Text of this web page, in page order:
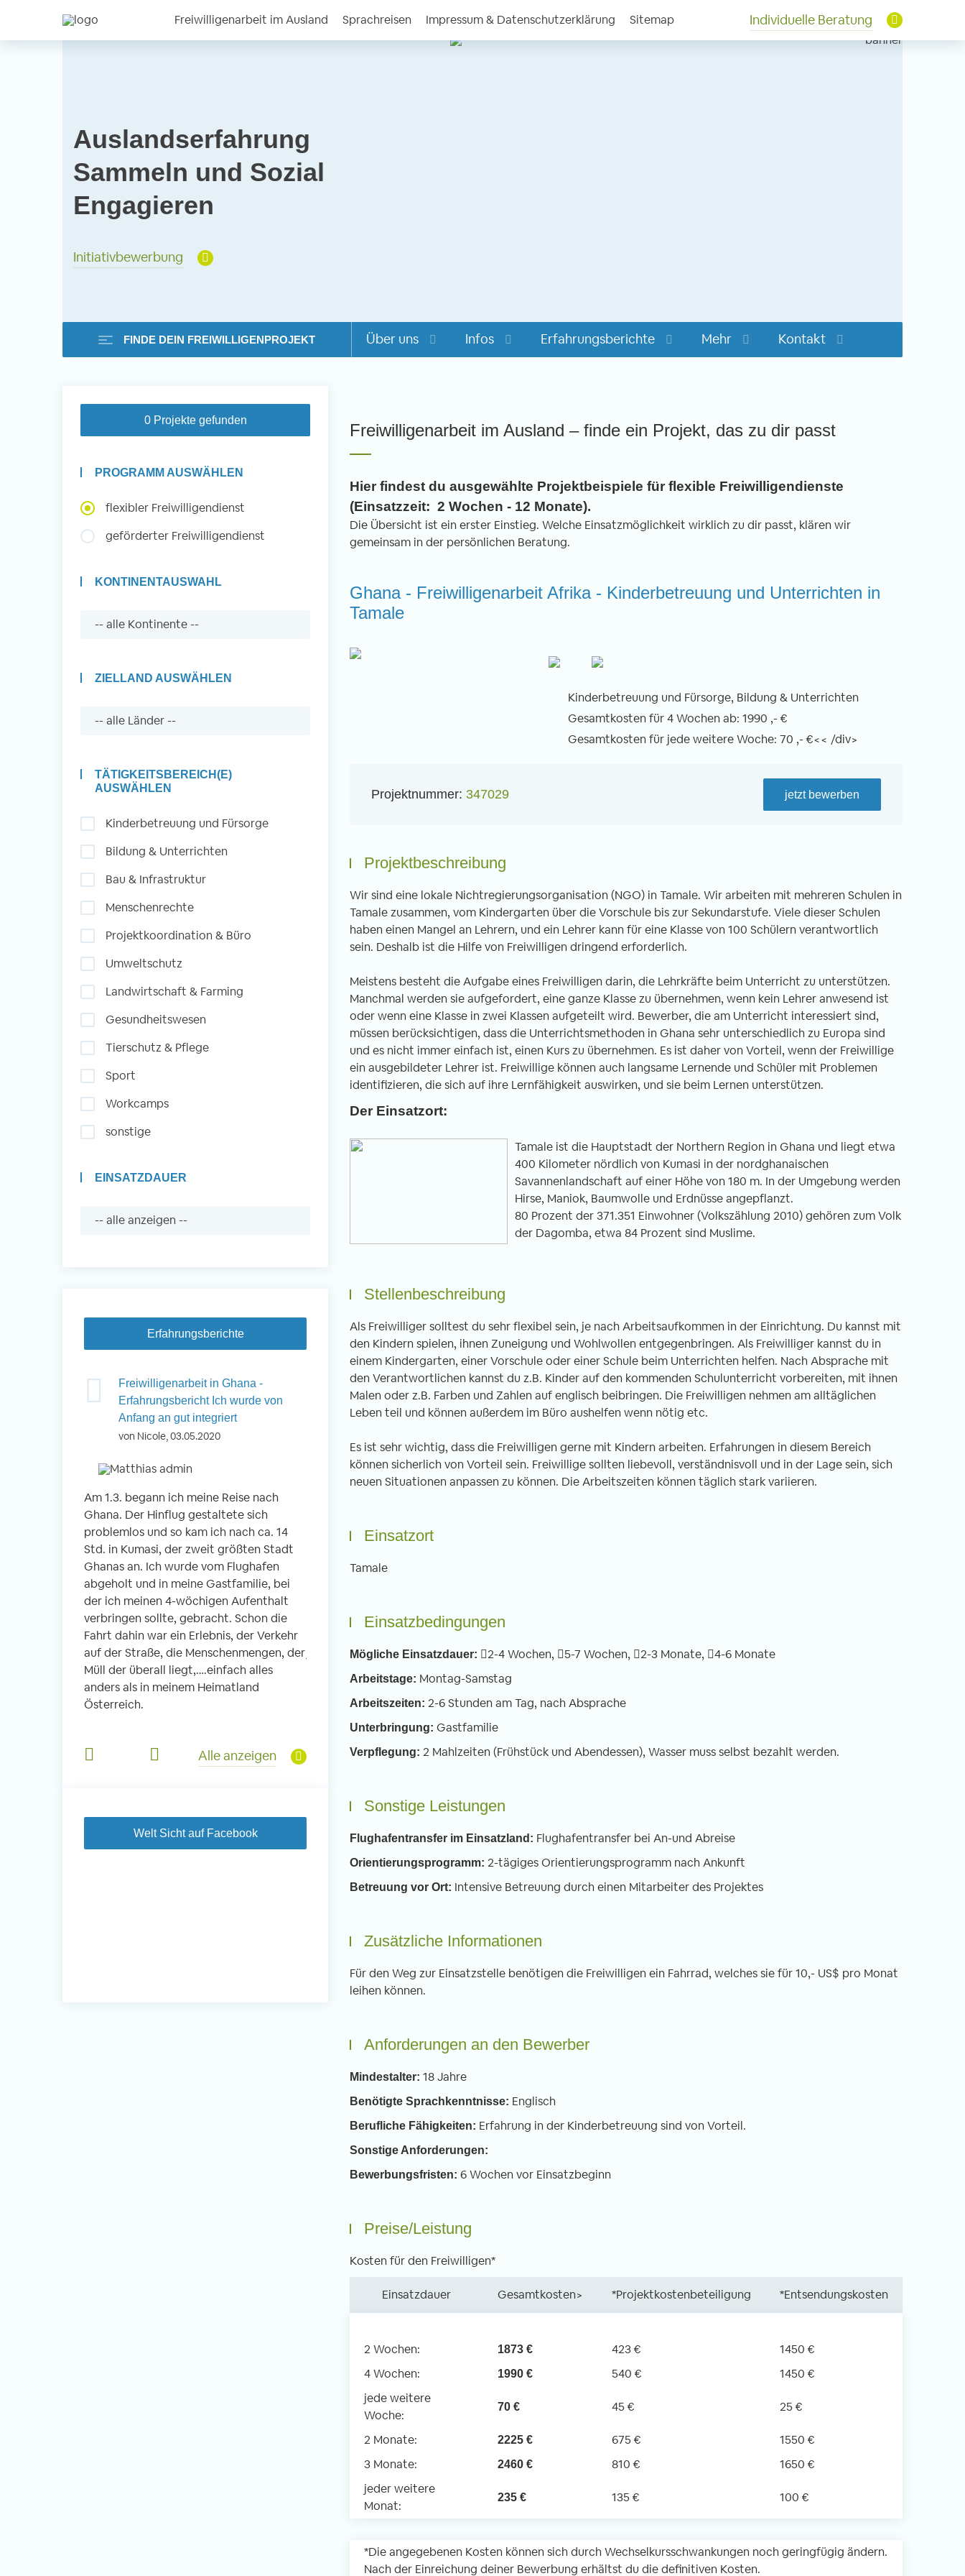
Freiwilligenarbeit im Ausland Sprachreisen Impressum & Datenschutzerklärung Sitemap Individuelle Beratung
Auslandserfahrung
Sammeln und Sozial
Engagieren
Initiativbewerbung
Freiwilligenarbeit im
Ausland -
Erfahrungsberichte
Auslandserfahrung
Engagieren
Initiativbewerbung
Auslandserfahrung
Sammeln und Sozial
Engagieren
FINDE DEIN FREIWILLIGENPROJEKT Über uns Infos Erfahrungsberichte Mehr Kontakt
0 Projekte gefunden
PROGRAMM AUSWÄHLEN
flexibler Freiwilligendienst
geförderter Freiwilligendienst
KONTINENTAUSWAHL
ZIELLAND AUSWÄHLEN
TÄTIGKEITSBEREICH(E)
AUSWÄHLEN
Kinderbetreuung und Fürsorge
Bildung & Unterrichten
Bau & Infrastruktur
Menschenrechte
Projektkoordination & Büro
Umweltschutz
Landwirtschaft & Farming
Gesundheitswesen
Tierschutz & Pflege
Sport
Workcamps
sonstige
EINSATZDAUER
Erfahrungsberichte
Freiwilligenarbeit in Ghana -
Erfahrungsbericht Ich wurde von
Anfang an gut integriert
von Nicole, 03.05.2020
Am 1.3. begann ich meine Reise nach
Ghana. Der Hinflug gestaltete sich
problemlos und so kam ich nach ca. 14
Std. in Kumasi, der zweit größten Stadt
Ghanas an. Ich wurde vom Flughafen
abgeholt und in meine Gastfamilie, bei
der ich meinen 4-wöchigen Aufenthalt
verbringen sollte, gebracht. Schon die
Fahrt dahin war ein Erlebnis, der Verkehr
auf der Straße, die Menschenmengen, der
Müll der überall liegt,….einfach alles
anders als in meinem Heimatland
Österreich.
Freiwilligenarbeit in Thailand -
Erfahrungsbericht 6 Wochen
Unterrichten im Norden Thailands
Englischunterrichten mit. Direkt von
willkommen und mir wurde sowohl vom
finden. An meinem ersten Schultag war
ich nervös und gespannt. Sobald ich
jedoch in der Schule war verflogen alle
herzlich begrüßt wurde. Wir
unterrichteten vor allem die 3 bis 6
Jährigen in Basic English. Dafür teilen wir
jeweils einem Freiwilligen.
Freiwilligenarbeit in Nepal -
Erfahrungsbericht Unterrichten im
tibetischen Kloster
Verkehrsteilnehmer mit seinem eigenen
gewöhnen, dass Motorräder und auch
Freiwilligenarbeit in Ghana -
Erfahrungsbericht Ein Land zum
fremde Menschen in der Stadt und die
Alle anzeigen
Welt Sicht auf Facebook
Freiwilligenarbeit im Ausland – finde ein Projekt, das zu dir passt
Hier findest du ausgewählte Projektbeispiele für flexible Freiwilligendienste
(Einsatzzeit: 2 Wochen - 12 Monate).
Die Übersicht ist ein erster Einstieg. Welche Einsatzmöglichkeit wirklich zu dir passt, klären wir
gemeinsam in der persönlichen Beratung.
Ghana - Freiwilligenarbeit Afrika - Kinderbetreuung und Unterrichten in
Tamale
Kinderbetreuung und Fürsorge, Bildung & Unterrichten
Gesamtkosten für 4 Wochen ab: 1990 ,- €
Gesamtkosten für jede weitere Woche: 70 ,- €<< /div>
Projektnummer: 347029 jetzt bewerben
Projektbeschreibung
Wir sind eine lokale Nichtregierungsorganisation (NGO) in Tamale. Wir arbeiten mit mehreren Schulen in
Tamale zusammen, vom Kindergarten über die Vorschule bis zur Sekundarstufe. Viele dieser Schulen
haben einen Mangel an Lehrern, und ein Lehrer kann für eine Klasse von 100 Schülern verantwortlich
sein. Deshalb ist die Hilfe von Freiwilligen dringend erforderlich.
Meistens besteht die Aufgabe eines Freiwilligen darin, die Lehrkräfte beim Unterricht zu unterstützen.
Manchmal werden sie aufgefordert, eine ganze Klasse zu übernehmen, wenn kein Lehrer anwesend ist
oder wenn eine Klasse in zwei Klassen aufgeteilt wird. Bewerber, die am Unterricht interessiert sind,
müssen berücksichtigen, dass die Unterrichtsmethoden in Ghana sehr unterschiedlich zu Europa sind
und es nicht immer einfach ist, einen Kurs zu übernehmen. Es ist daher von Vorteil, wenn der Freiwillige
ein ausgebildeter Lehrer ist. Freiwillige können auch langsame Lernende und Schüler mit Problemen
identifizieren, die sich auf ihre Lernfähigkeit auswirken, und sie beim Lernen unterstützen.
Der Einsatzort:
Tamale ist die Hauptstadt der Northern Region in Ghana und liegt etwa
400 Kilometer nördlich von Kumasi in der nordghanaischen
Savannenlandschaft auf einer Höhe von 180 m. In der Umgebung werden
Hirse, Maniok, Baumwolle und Erdnüsse angepflanzt.
80 Prozent der 371.351 Einwohner (Volkszählung 2010) gehören zum Volk
der Dagomba, etwa 84 Prozent sind Muslime.
Stellenbeschreibung
Als Freiwilliger solltest du sehr flexibel sein, je nach Arbeitsaufkommen in der Einrichtung. Du kannst mit
den Kindern spielen, ihnen Zuneigung und Wohlwollen entgegenbringen. Als Freiwilliger kannst du in
einem Kindergarten, einer Vorschule oder einer Schule beim Unterrichten helfen. Nach Absprache mit
den Verantwortlichen kannst du z.B. Kinder auf den kommenden Schulunterricht vorbereiten, mit ihnen
Malen oder z.B. Farben und Zahlen auf englisch beibringen. Die Freiwilligen nehmen am alltäglichen
Leben teil und können außerdem im Büro aushelfen wenn nötig etc.
Es ist sehr wichtig, dass die Freiwilligen gerne mit Kindern arbeiten. Erfahrungen in diesem Bereich
können sicherlich von Vorteil sein. Freiwillige sollten liebevoll, verständnisvoll und in der Lage sein, sich
neuen Situationen anpassen zu können. Die Arbeitszeiten können täglich stark variieren.
Einsatzort
Tamale
Einsatzbedingungen
Mögliche Einsatzdauer: 2-4 Wochen, 5-7 Wochen, 2-3 Monate, 4-6 Monate
Arbeitstage: Montag-Samstag
Arbeitszeiten: 2-6 Stunden am Tag, nach Absprache
Unterbringung: Gastfamilie
Verpflegung: 2 Mahlzeiten (Frühstück und Abendessen), Wasser muss selbst bezahlt werden.
Sonstige Leistungen
Flughafentransfer im Einsatzland: Flughafentransfer bei An-und Abreise
Orientierungsprogramm: 2-tägiges Orientierungsprogramm nach Ankunft
Betreuung vor Ort: Intensive Betreuung durch einen Mitarbeiter des Projektes
Zusätzliche Informationen
Für den Weg zur Einsatzstelle benötigen die Freiwilligen ein Fahrrad, welches sie für 10,- US$ pro Monat
leihen können.
Anforderungen an den Bewerber
Mindestalter: 18 Jahre
Benötigte Sprachkenntnisse: Englisch
Berufliche Fähigkeiten: Erfahrung in der Kinderbetreuung sind von Vorteil.
Sonstige Anforderungen:
Bewerbungsfristen: 6 Wochen vor Einsatzbeginn
Preise/Leistung
Kosten für den Freiwilligen*
Einsatzdauer Gesamtkosten> *Projektkostenbeteiligung *Entsendungskosten
2 Wochen: 1873 € 423 €
1450 €
4 Wochen:
1990 € 540 €
1450 €
jede weitere
Woche:
70 € 45 € 25 €
2 Monate: 2225 € 675 €
1550 €
3 Monate:
2460 € 810 €
1650 €
jeder weitere
Monat:
235 € 135 € 100 €
*Die angegebenen Kosten können sich durch Wechselkursschwankungen noch geringfügig ändern.
Nach der Einreichung deiner Bewerbung erhältst du die definitiven Kosten.